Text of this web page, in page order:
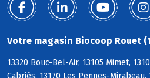
Votre magasin Biocoop Rouet
13320 Bouc-Bel-Air, 13105 Mimet,
Cabriès, 13170 Les Pennes-